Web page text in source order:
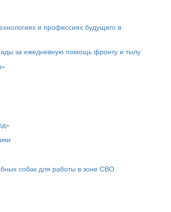
и профессиях будущего в
за ежедневную помощь фронту и тылу
собак для работы в зоне СВО